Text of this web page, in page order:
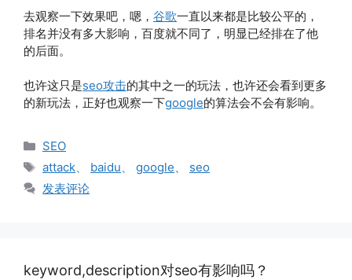
去观察一下效果吧，嗯， 谷歌一直以来都是比较公平的，
排名并没有多大影响，百度就不同了，明显已经排在了他
的后面。
也许这只是seo攻击的其中之一的玩法，也许还会看到更多
的新玩法，正好也观察一下google的算法会不会有影响。
分
类
SEO
标
签
attack、 baidu、 google、 seo
发表评论
keyword,description对seo有影响吗？